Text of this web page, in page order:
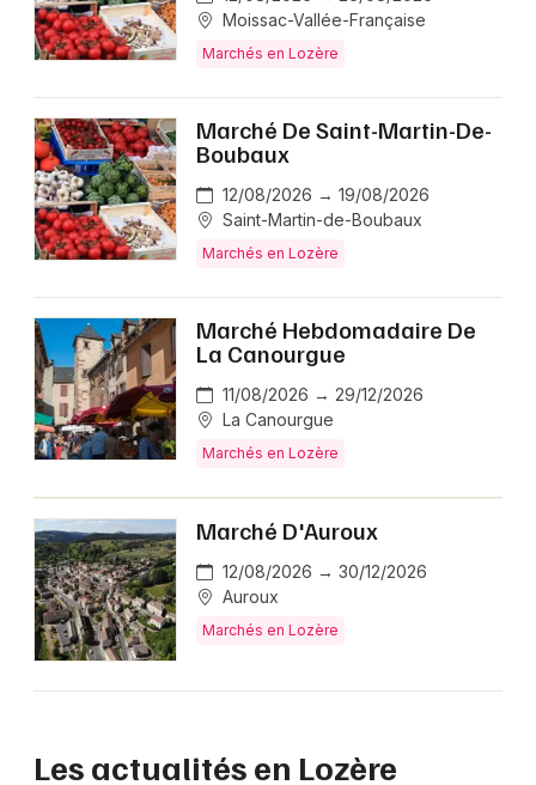
Moissac-Vallée-Française
Marchés en Lozère
Marché De Saint-Martin-De-
Boubaux
12/08/2026 → 19/08/2026
Saint-Martin-de-Boubaux
Marchés en Lozère
Marché Hebdomadaire De
La Canourgue
11/08/2026 → 29/12/2026
La Canourgue
Marchés en Lozère
Marché D'Auroux
12/08/2026 → 30/12/2026
Auroux
Marchés en Lozère
Les actualités en Lozère